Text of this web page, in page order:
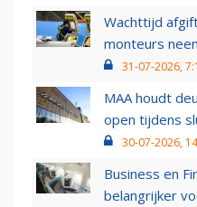
Wachttijd
monteurs
31-07-2026,
MAA houdt
open tijdens
30-07-2026,
Business en
belangrijker